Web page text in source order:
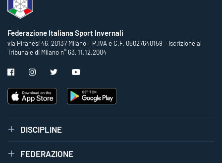
Federazione Italiana Sport Invernali
via Piranesi 46, 20137 Milano – P.IVA e C.F. 05027640159 – Iscrizione al
Tribunale di Milano n° 63, 11.12.2004
DISCIPLINE
FEDERAZIONE